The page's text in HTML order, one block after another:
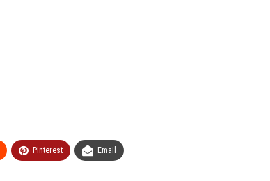
Pinterest Email